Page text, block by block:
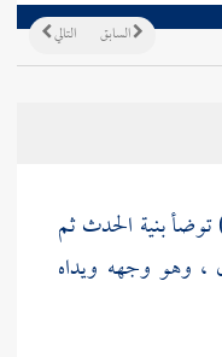
التالي السابق
بنية الحدث ثم
، وهو وجهه ويداه